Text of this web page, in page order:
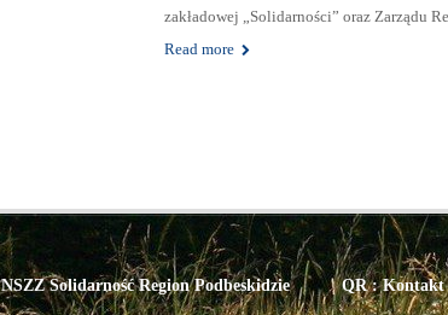
zakładowej „Solidarności” oraz Zarządu
Read more
NSZZ Solidarność Region Podbeskidzie QR : Kontakt